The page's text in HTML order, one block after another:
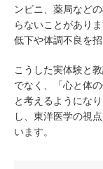
ンビニ、薬局など
らないことがあり
低下や体調不良を
こうした実体験と
でなく、「心と体
と考えるようにな
し、東洋医学の視
います。